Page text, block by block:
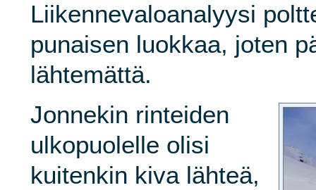
Liikennevaloanalyysi
punaisen luokkaa, joten
lähtemättä.
Jonnekin rinteiden
ulkopuolelle olisi
kuitenkin kiva lähteä,